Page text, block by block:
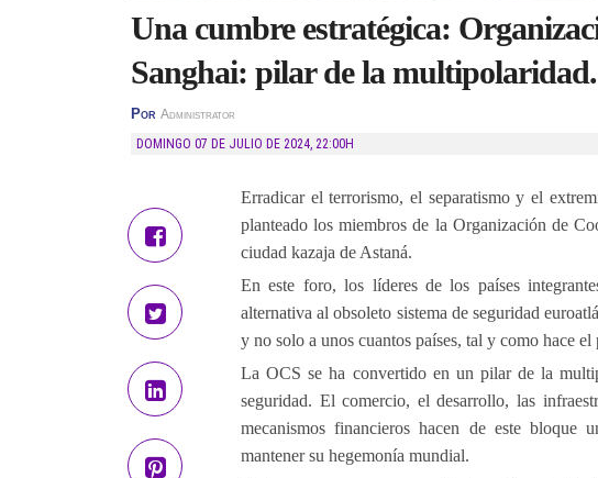
Una cumbre estratégica:
Sanghai: pilar de la
Por Administrator
DOMINGO 07 DE JULIO DE 2024, 22:00H
Erradicar el terrorismo, el separatismo y el
planteado los miembros de la Organización de
ciudad kazaja de Astaná.
En este foro, los líderes de los países
alternativa al obsoleto sistema de seguridad
y no solo a unos cuantos países, tal y como hace
La OCS se ha convertido en un pilar de la
seguridad. El comercio, el desarrollo, las
mecanismos financieros hacen de este
mantener su hegemonía mundial.